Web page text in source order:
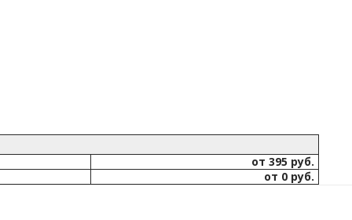
от 395 руб.
от 0 руб.